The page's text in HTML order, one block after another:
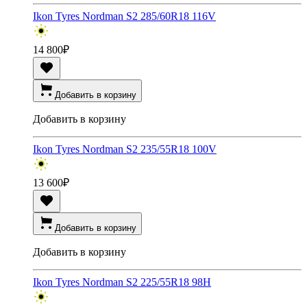
Ikon Tyres Nordman S2 285/60R18 116V
14 800₽
Добавить в корзину
Добавить в корзину
Ikon Tyres Nordman S2 235/55R18 100V
13 600₽
Добавить в корзину
Добавить в корзину
Ikon Tyres Nordman S2 225/55R18 98H